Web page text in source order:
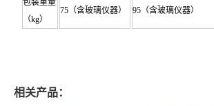
（kg）
75（含玻璃仪器） 95（含玻璃仪器）
相关产品：